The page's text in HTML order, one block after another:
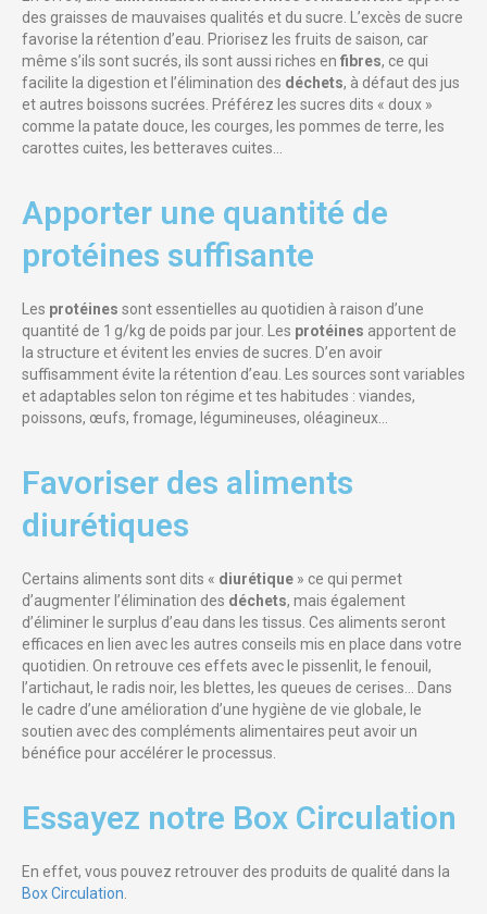
des graisses de mauvaises qualités et du sucre. L’excès de sucre
favorise la rétention d’eau. Priorisez les fruits de saison, car
même s’ils sont sucrés, ils sont aussi riches en fibres, ce qui
facilite la digestion et l’élimination des déchets, à défaut des jus
et autres boissons sucrées. Préférez les sucres dits « doux »
comme la patate douce, les courges, les pommes de terre, les
carottes cuites, les betteraves cuites…
Apporter une quantité de
protéines suffisante​
Les protéines sont essentielles au quotidien à raison d’une
quantité de 1 g/kg de poids par jour. Les protéines apportent de
la structure et évitent les envies de sucres. D’en avoir
suffisamment évite la rétention d’eau. Les sources sont variables
et adaptables selon ton régime et tes habitudes : viandes,
poissons, œufs, fromage, légumineuses, oléagineux…
Favoriser des aliments
diurétiques​
Certains aliments sont dits « diurétique » ce qui permet
d’augmenter l’élimination des déchets, mais également
d’éliminer le surplus d’eau dans les tissus. Ces aliments seront
efficaces en lien avec les autres conseils mis en place dans votre
quotidien. On retrouve ces effets avec le pissenlit, le fenouil,
l’artichaut, le radis noir, les blettes, les queues de cerises… Dans
le cadre d’une amélioration d’une hygiène de vie globale, le
soutien avec des compléments alimentaires peut avoir un
bénéfice pour accélérer le processus.
Essayez notre Box Circulation​
En effet, vous pouvez retrouver des produits de qualité dans la
Box Circulation